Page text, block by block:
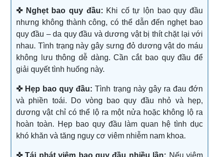
✜ Nghẹt bao quy đầu: Khi cố tự lộn bao quy đầu
nhưng không thành công, có thể dẫn đến nghẹt bao
quy đầu – da quy đầu và dương vật bị thít chặt lại với
nhau. Tình trạng này gây sưng đỏ dương vật do máu
không lưu thông dễ dàng. Cần cắt bao quy đầu để
giải quyết tình huống này.
✜ Hẹp bao quy đầu: Tình trạng này gây ra đau đớn
và phiền toái. Do vòng bao quy đầu nhỏ và hẹp,
dương vật chỉ có thể lộ ra một nửa hoặc không lộ ra
hoàn toàn. Hẹp bao quy đầu làm quan hệ tình dục
khó khăn và tăng nguy cơ viêm nhiễm nam khoa.